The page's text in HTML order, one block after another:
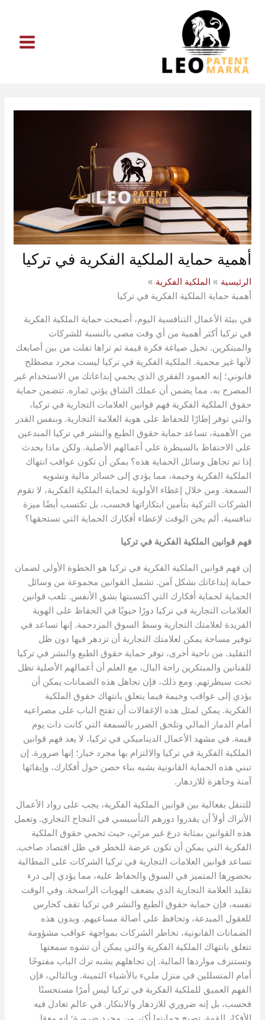
أهمية حماية الملكية الفكرية في تركيا
الرئيسية
الملكية الفكرية
أهمية حماية الملكية الفكرية في تركيا
في بيئة الأعمال التنافسية اليوم، أصبحت حماية الملكية الفكرية
في تركيا أكثر أهمية من أي وقت مضى بالنسبة للشركات
والمبتكرين. تخيل صياغة فكرة قيمة ثم تراها تفلت من بين أصابعك
لأنها غير محمية. الملكية الفكرية في تركيا ليست مجرد مصطلح
قانوني؛ إنه العمود الفقري الذي يحمي إبداعاتك من الاستخدام غير
المصرح به، مما يضمن أن عملك الشاق يؤتي ثماره. تتضمن حماية
حقوق الملكية الفكرية فهم قوانين العلامات التجارية في تركيا،
والتي توفر إطارًا للحفاظ على هوية العلامة التجارية. وبنفس القدر
من الأهمية، تساعد حماية حقوق الطبع والنشر في تركيا المبدعين
على الاحتفاظ بالسيطرة على أعمالهم الأصلية. ولكن ماذا يحدث
إذا تم تجاهل وسائل الحماية هذه؟ يمكن أن تكون عواقب انتهاك
الملكية الفكرية وخيمة، مما يؤدي إلى خسائر مالية وتشويه
السمعة. ومن خلال إعطاء الأولوية لحماية الملكية الفكرية، لا تقوم
الشركات التركية بتأمين ابتكاراتها فحسب، بل تكتسب أيضًا ميزة
تنافسية. ألم يحن الوقت لإعطاء أفكارك الحماية التي تستحقها؟
فهم قوانين الملكية الفكرية في تركيا
إن فهم قوانين الملكية الفكرية في تركيا هو الخطوة الأولى لضمان
حماية إبداعاتك بشكل آمن. تشمل القوانين مجموعة من وسائل
الحماية لحماية أفكارك التي اكتسبتها بشق الأنفس. تلعب قوانين
العلامات التجارية في تركيا دورًا حيويًا في الحفاظ على الهوية
الفريدة لعلامتك التجارية وسط السوق المزدحمة. إنها تساعد في
توفير مساحة يمكن لعلامتك التجارية أن تزدهر فيها دون ظل
التقليد. من ناحية أخرى، توفر حماية حقوق الطبع والنشر في تركيا
للفنانين والمبتكرين راحة البال، مع العلم أن أعمالهم الأصلية تظل
تحت سيطرتهم. ومع ذلك، فإن تجاهل هذه الضمانات يمكن أن
يؤدي إلى عواقب وخيمة فيما يتعلق بانتهاك حقوق الملكية
الفكرية. يمكن لمثل هذه الإغفالات أن تفتح الباب على مصراعيه
أمام الدمار المالي وتلحق الضرر بالسمعة التي كانت ذات يوم
قيمة. في مشهد الأعمال الديناميكي في تركيا، لا يعد فهم قوانين
الملكية الفكرية في تركيا والالتزام بها مجرد خيار؛ إنها ضرورة. إن
تبني هذه الحماية القانونية يشبه بناء حصن حول أفكارك، وإبقائها
آمنة وجاهزة للازدهار.
للتنقل بفعالية بين قوانين الملكية الفكرية، يجب على رواد الأعمال
الأتراك أولاً أن يقدروا دورهم التأسيسي في النجاح التجاري. وتعمل
هذه القوانين بمثابة درع غير مرئي، حيث تحمي حقوق الملكية
الفكرية التي يمكن أن تكون عرضة للخطر في ظل اقتصاد صاخب.
تساعد قوانين العلامات التجارية في تركيا الشركات على المطالبة
بحضورها المتميز في السوق والحفاظ عليه، مما يؤدي إلى درء
تقليد العلامة التجارية الذي يضعف الهويات الراسخة. وفي الوقت
نفسه، فإن حماية حقوق الطبع والنشر في تركيا تقف كحارس
للعقول المبدعة، وتحافظ على أصالة مساعيهم. وبدون هذه
الضمانات القانونية، تخاطر الشركات بمواجهة عواقب مشؤومة
تتعلق بانتهاك الملكية الفكرية والتي يمكن أن تشوه سمعتها
وتستنزف مواردها المالية. إن تجاهلهم يشبه ترك الباب مفتوحًا
أمام المتسللين في منزل مليء بالأشياء الثمينة. وبالتالي، فإن
الفهم العميق للملكية الفكرية في تركيا ليس أمرًا مستحسنًا
فحسب، بل إنه ضروري للازدهار والابتكار. في عالم تعادل فيه